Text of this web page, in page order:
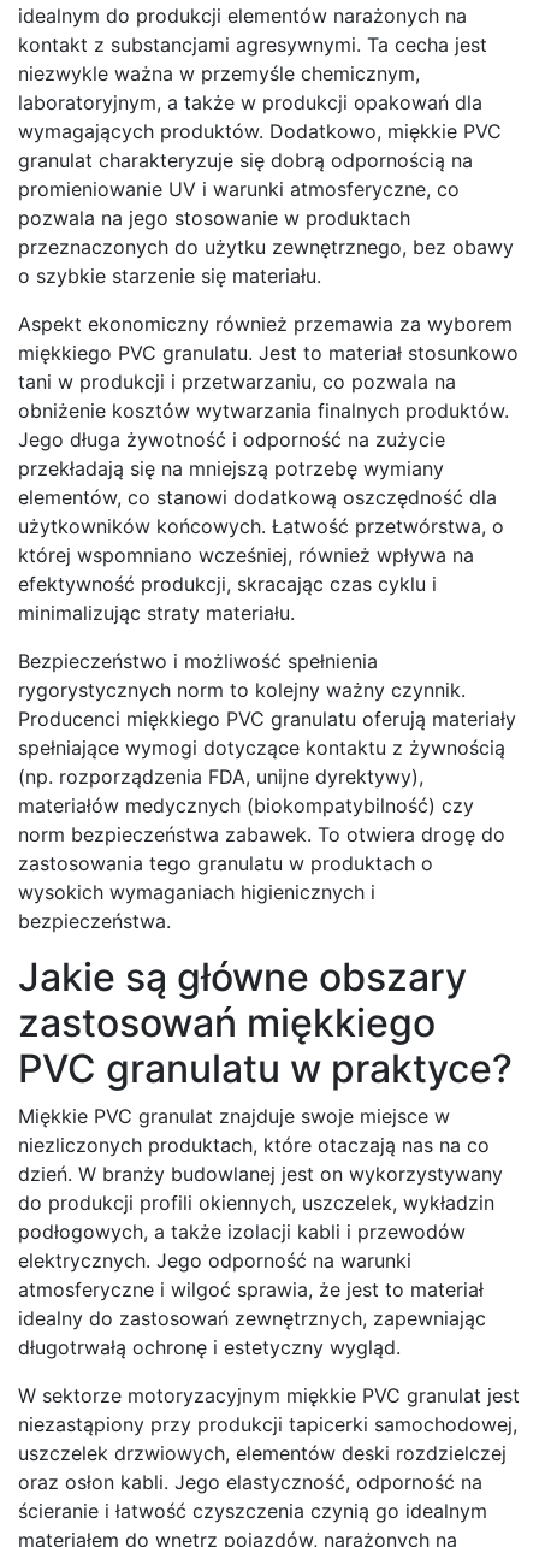
idealnym do produkcji elementów narażonych na
kontakt z substancjami agresywnymi. Ta cecha jest
niezwykle ważna w przemyśle chemicznym,
laboratoryjnym, a także w produkcji opakowań dla
wymagających produktów. Dodatkowo, miękkie PVC
granulat charakteryzuje się dobrą odpornością na
promieniowanie UV i warunki atmosferyczne, co
pozwala na jego stosowanie w produktach
przeznaczonych do użytku zewnętrznego, bez obawy
o szybkie starzenie się materiału.
Aspekt ekonomiczny również przemawia za wyborem
miękkiego PVC granulatu. Jest to materiał stosunkowo
tani w produkcji i przetwarzaniu, co pozwala na
obniżenie kosztów wytwarzania finalnych produktów.
Jego długa żywotność i odporność na zużycie
przekładają się na mniejszą potrzebę wymiany
elementów, co stanowi dodatkową oszczędność dla
użytkowników końcowych. Łatwość przetwórstwa, o
której wspomniano wcześniej, również wpływa na
efektywność produkcji, skracając czas cyklu i
minimalizując straty materiału.
Bezpieczeństwo i możliwość spełnienia
rygorystycznych norm to kolejny ważny czynnik.
Producenci miękkiego PVC granulatu oferują materiały
spełniające wymogi dotyczące kontaktu z żywnością
(np. rozporządzenia FDA, unijne dyrektywy),
materiałów medycznych (biokompatybilność) czy
norm bezpieczeństwa zabawek. To otwiera drogę do
zastosowania tego granulatu w produktach o
wysokich wymaganiach higienicznych i
bezpieczeństwa.
Jakie są główne obszary
zastosowań miękkiego
PVC granulatu w praktyce?
Miękkie PVC granulat znajduje swoje miejsce w
niezliczonych produktach, które otaczają nas na co
dzień. W branży budowlanej jest on wykorzystywany
do produkcji profili okiennych, uszczelek, wykładzin
podłogowych, a także izolacji kabli i przewodów
elektrycznych. Jego odporność na warunki
atmosferyczne i wilgoć sprawia, że jest to materiał
idealny do zastosowań zewnętrznych, zapewniając
długotrwałą ochronę i estetyczny wygląd.
W sektorze motoryzacyjnym miękkie PVC granulat jest
niezastąpiony przy produkcji tapicerki samochodowej,
uszczelek drzwiowych, elementów deski rozdzielczej
oraz osłon kabli. Jego elastyczność, odporność na
ścieranie i łatwość czyszczenia czynią go idealnym
materiałem do wnętrz pojazdów, narażonych na